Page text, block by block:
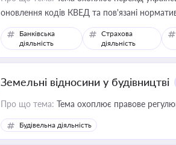
оновлення кодів КВЕД та пов'язані
Банківська
діяльність
Страхова
діяльність
Земельні відносини у будівництві
Про що тема: Тема охоплює правове
Будівельна діяльність